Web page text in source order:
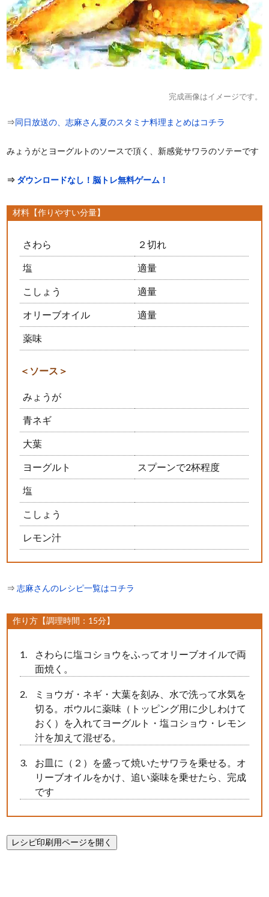
完成画像はイメージです。
⇒同日放送の、志麻さん夏のスタミナ料理まとめはコチラ
みょうがとヨーグルトのソースで頂く、新感覚サワラのソテーです
⇒ ダウンロードなし！脳トレ無料ゲーム！
材料【作りやすい分量】
さわら ２切れ
塩 適量
こしょう 適量
オリーブオイル 適量
薬味
＜ソース＞
みょうが
青ネギ
大葉
ヨーグルト スプーンで2杯程度
塩
こしょう
レモン汁
⇒志麻さんのレシピ一覧はコチラ
作り方【調理時間：15分】
さわらに塩コショウをふってオリーブオイルで両
面焼く。
ミョウガ・ネギ・大葉を刻み、水で洗って水気を
切る。ボウルに薬味（トッピング用に少しわけて
おく）を入れてヨーグルト・塩コショウ・レモン
汁を加えて混ぜる。
お皿に（２）を盛って焼いたサワラを乗せる。オ
リーブオイルをかけ、追い薬味を乗せたら、完成
です